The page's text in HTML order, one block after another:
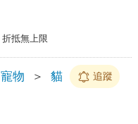
折抵無上限
寵物 ＞ 貓 追蹤